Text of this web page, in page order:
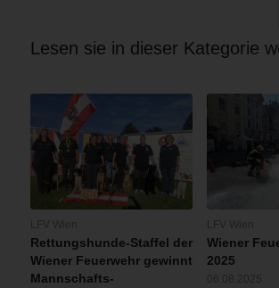
Lesen sie in dieser Kategorie
Rettungshunde-Staffel der
Wiener Feuerwehr gewinnt
Mannschafts-
Wiener
2025